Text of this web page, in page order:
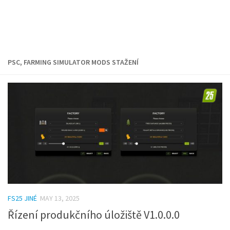
PSC, FARMING SIMULATOR MODS STAŽENÍ
FS25 JINÉ MAY 13, 2025
Řízení produkčního úložiště V1.0.0.0